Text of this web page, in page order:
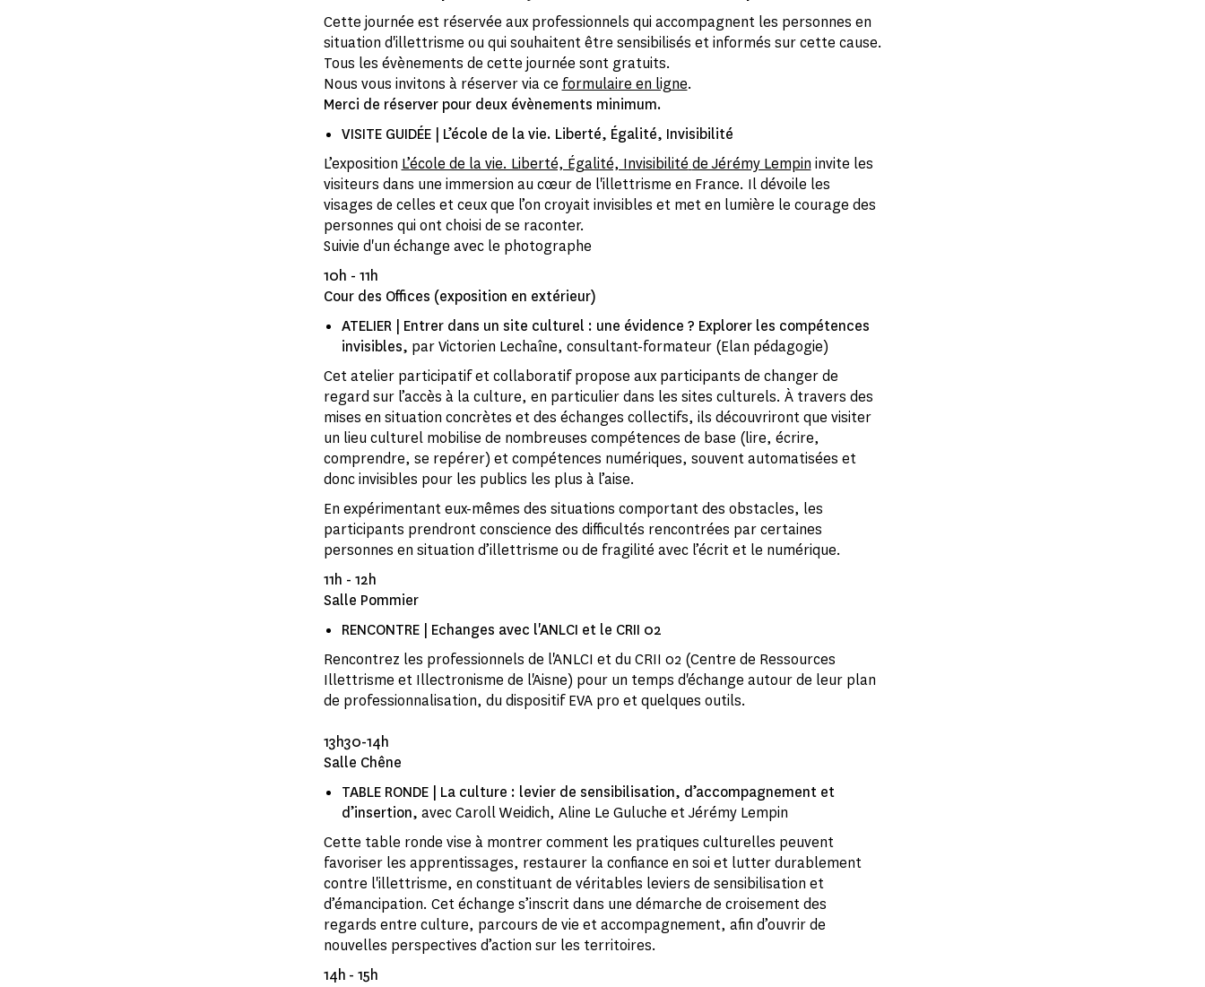
Cette journée est réservée aux professionnels qui accompagnent les personnes en
situation d'illettrisme ou qui souhaitent être sensibilisés et informés sur cette cause.
Tous les évènements de cette journée sont gratuits.
Nous vous invitons à réserver via ce formulaire en ligne.
Merci de réserver pour deux évènements minimum.
VISITE GUIDÉE | L’école de la vie. Liberté, Égalité, Invisibilité
L’exposition L’école de la vie. Liberté, Égalité, Invisibilité de Jérémy Lempin invite les
visiteurs dans une immersion au cœur de l'illettrisme en France. Il dévoile les
visages de celles et ceux que l’on croyait invisibles et met en lumière le courage des
personnes qui ont choisi de se raconter.
Suivie d'un échange avec le photographe
10h - 11h
Cour des Offices (exposition en extérieur)
ATELIER | Entrer dans un site culturel : une évidence ? Explorer les compétences
invisibles, par Victorien Lechaîne, consultant-formateur (Elan pédagogie)
Cet atelier participatif et collaboratif propose aux participants de changer de
regard sur l’accès à la culture, en particulier dans les sites culturels. À travers des
mises en situation concrètes et des échanges collectifs, ils découvriront que visiter
un lieu culturel mobilise de nombreuses compétences de base (lire, écrire,
comprendre, se repérer) et compétences numériques, souvent automatisées et
donc invisibles pour les publics les plus à l’aise.
En expérimentant eux-mêmes des situations comportant des obstacles, les
participants prendront conscience des difficultés rencontrées par certaines
personnes en situation d’illettrisme ou de fragilité avec l’écrit et le numérique.
11h - 12h
Salle Pommier
RENCONTRE | Echanges avec l'ANLCI et le CRII 02
Rencontrez les professionnels de l'ANLCI et du CRII 02 (Centre de Ressources
Illettrisme et Illectronisme de l'Aisne) pour un temps d'échange autour de leur plan
de professionnalisation, du dispositif EVA pro et quelques outils.
13h30-14h
Salle Chêne
TABLE RONDE | La culture : levier de sensibilisation, d’accompagnement et
d’insertion, avec Caroll Weidich, Aline Le Guluche et Jérémy Lempin
Cette table ronde vise à montrer comment les pratiques culturelles peuvent
favoriser les apprentissages, restaurer la confiance en soi et lutter durablement
contre l'illettrisme, en constituant de véritables leviers de sensibilisation et
d’émancipation. Cet échange s’inscrit dans une démarche de croisement des
regards entre culture, parcours de vie et accompagnement, afin d’ouvrir de
nouvelles perspectives d’action sur les territoires.
14h - 15h